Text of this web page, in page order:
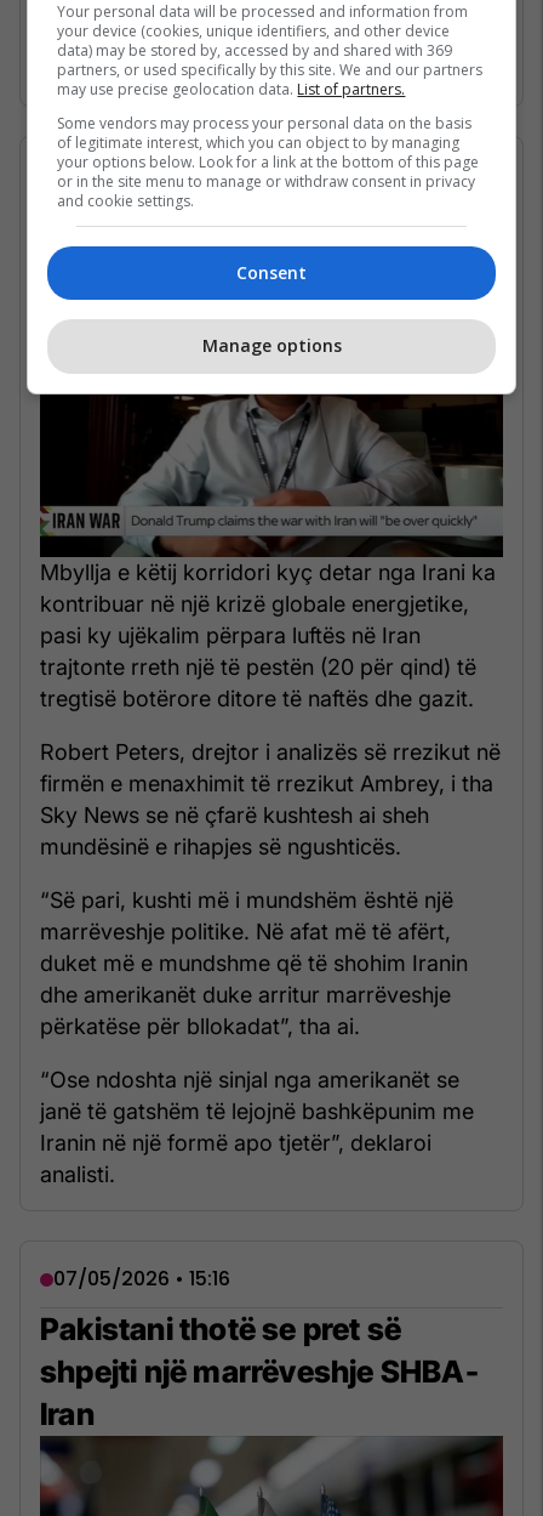
Gjirin Persik dhe nuk janë në gjendje të arrijnë
në det të hapur për shkak të bllokadës
iraniane. /Telegrafi/
07/05/2026 • 16:19
Në çfarë kushtesh mund të
rihapet Ngushtica e Hormuzit?
Mbyllja e këtij korridori kyç detar nga Irani ka
kontribuar në një krizë globale energjetike,
pasi ky ujëkalim përpara luftës në Iran
trajtonte rreth një të pestën (20 për qind) të
tregtisë botërore ditore të naftës dhe gazit.
Robert Peters, drejtor i analizës së rrezikut në
firmën e menaxhimit të rrezikut Ambrey, i tha
Sky News se në çfarë kushtesh ai sheh
mundësinë e rihapjes së ngushticës.
“Së pari, kushti më i mundshëm është një
marrëveshje politike. Në afat më të afërt,
duket më e mundshme që të shohim Iranin
dhe amerikanët duke arritur marrëveshje
përkatëse për bllokadat”, tha ai.
“Ose ndoshta një sinjal nga amerikanët se
janë të gatshëm të lejojnë bashkëpunim me
Iranin në një formë apo tjetër”, deklaroi
analisti.
07/05/2026 • 15:16
Pakistani thotë se pret së
shpejti një marrëveshje SHBA-
Iran
Your personal data will be processed and information from
your device (cookies, unique identifiers, and other device
data) may be stored by, accessed by and shared with 369
partners, or used specifically by this site. We and our partners
may use precise geolocation data. List of partners.
Some vendors may process your personal data on the basis
of legitimate interest, which you can object to by managing
your options below. Look for a link at the bottom of this page
or in the site menu to manage or withdraw consent in privacy
and cookie settings.
Consent
Manage options